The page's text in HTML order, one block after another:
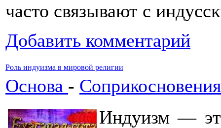
часто связывают с
Добавить комментарий
Роль индуизма в мировой религии
Основа -
Индуизм —